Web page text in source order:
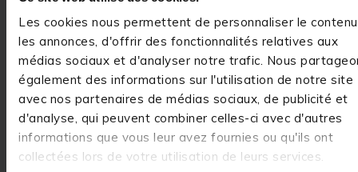
Les cookies nous permettent de personnaliser le
les annonces, d'offrir des fonctionnalités relatives aux
médias sociaux et d'analyser notre trafic. Nous
également des informations sur l'utilisation de notre site
avec nos partenaires de médias sociaux, de publicité et
d'analyse, qui peuvent combiner celles-ci avec d'autres
informations que vous leur avez fournies ou qu'ils ont
collectées lors de votre utilisation de leurs services.
Basé sur1 avis soumis à un
contrôle
5étoiles
1
4étoiles
0
3étoiles
0
Bien
Avis du22/05/2026 , suite
expérience du20/04/2026
Utile(0)
Réponse de
pacificpeche.com